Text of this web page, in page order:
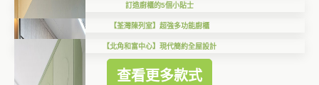
訂造廚櫃的5個小貼士
【荃灣陳列室】超強多功能廚櫃
【北角和富中心】現代簡約全屋設計
查看更多款式